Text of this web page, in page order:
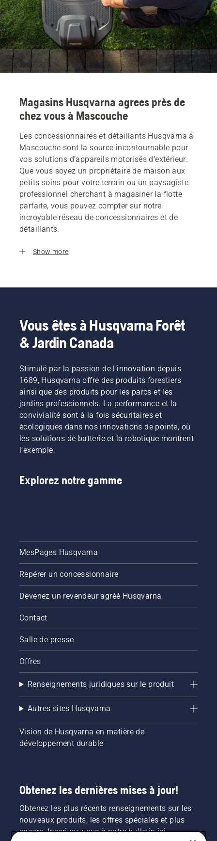
Magasins Husqvarna agrees près de
chez vous à Mascouche
Les concessionnaires et détaillants Husqvarna à
Mascouche sont la source incontournable pour
vos solutions d’appareils motorisés d’extérieur.
Que vous soyez un propriétaire de maison aux
petits soins pour votre terrain ou un paysagiste
professionnel cherchant à magasiner la flotte
parfaite, vous pouvez compter sur notre
incroyable réseau de concessionnaires et de
détaillants.
Show more
Vous êtes à Husqvarna Forêt
& Jardin Canada
Stimulé par la passion de l’innovation depuis
1689, Husqvarna offre des produits forestiers
ainsi que des produits pour les parcs et les
jardins professionnels. La performance et la
convivialité sont à la fois sécuritaires et
écologiques dans nos innovations de pointe, où
les solutions de batterie et la robotique montrent
l’exemple.
Explorez notre gamme
MesPages Husqvarna
Repérer un concessionnaire
Devenez un revendeur agréé Husqvarna
Contact
Salle de presse
Offres
Renseignements juridiques sur le produit
Autres sites Husqvarna
Vision de Husqvarna en matière de
développement durable
Obtenez les dernières mises à jour!
Obtenez les plus récents renseignements sur les
nouveaux produits, les offres spéciales et plus
encore. Inscrivez-vous à notre bulletin ici.